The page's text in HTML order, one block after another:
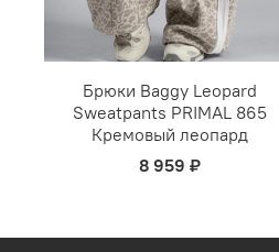
Брюки Baggy Leopard
Sweatpants PRIMAL 865
Кремовый леопард
8 959 ₽